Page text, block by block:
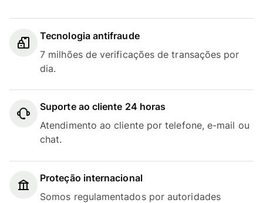
Tecnologia antifraude
7 milhões de verificações de transações por
dia.
Suporte ao cliente 24 horas
Atendimento ao cliente por telefone, e-mail ou
chat.
Proteção internacional
Somos regulamentados por autoridades